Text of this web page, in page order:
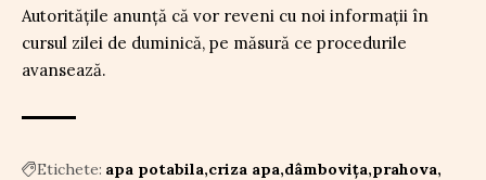
Autoritățile anunță că vor reveni cu noi informații în
cursul zilei de duminică, pe măsură ce procedurile
avansează.
Etichete: apa potabila criza apa dâmbovița prahova